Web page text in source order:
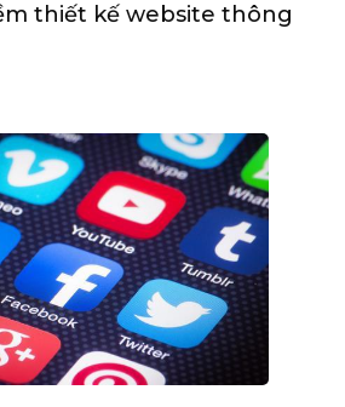
thiết kế website thông